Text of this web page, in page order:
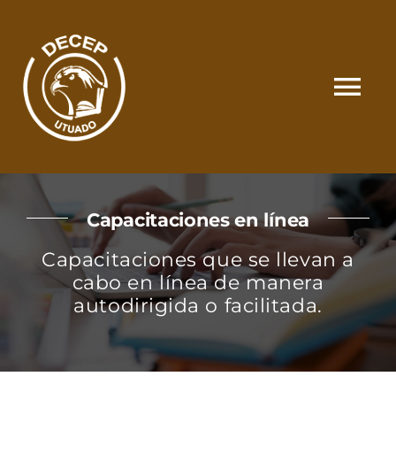
content
SOMOS
CATÁLOGO
MATRÍCULA Y PAGOS
Capacitaciones en línea
Capacitaciones que se llevan a
cabo en línea de manera
autodirigida o facilitada.